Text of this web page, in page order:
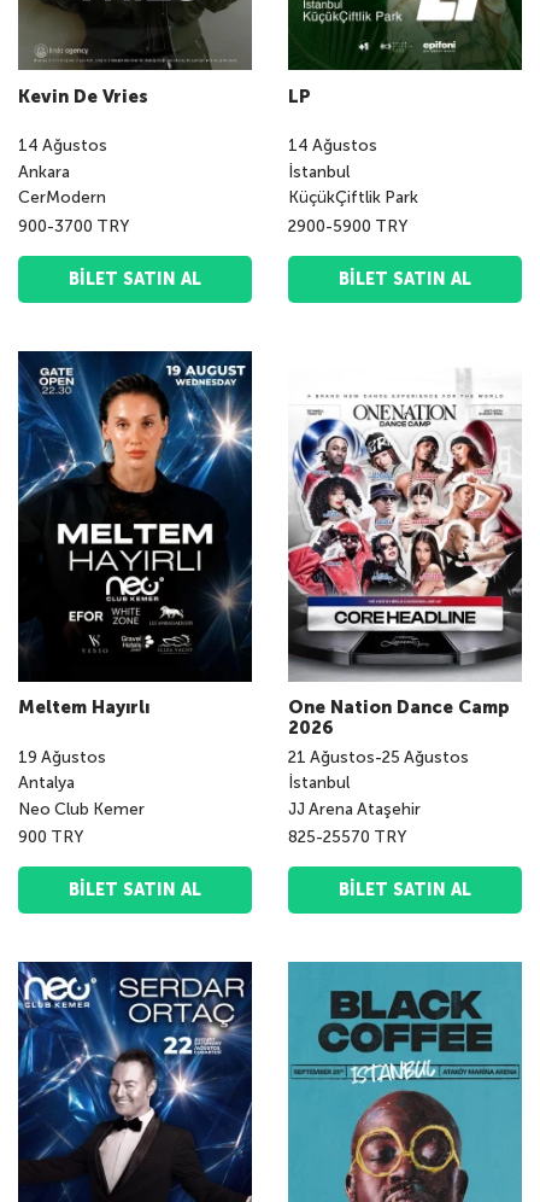
Kevin De Vries
14 Ağustos
Ankara
CerModern
900-3700 TRY
BILET SATIN AL
LP
14 Ağustos
İstanbul
KüçükÇiftlik Park
2900-5900 TRY
BILET SATIN AL
Meltem Hayırlı
19 Ağustos
Antalya
Neo Club Kemer
900 TRY
BILET SATIN AL
One Nation Dance Camp
2026
21 Ağustos-25 Ağustos
İstanbul
JJ Arena Ataşehir
825-25570 TRY
BILET SATIN AL